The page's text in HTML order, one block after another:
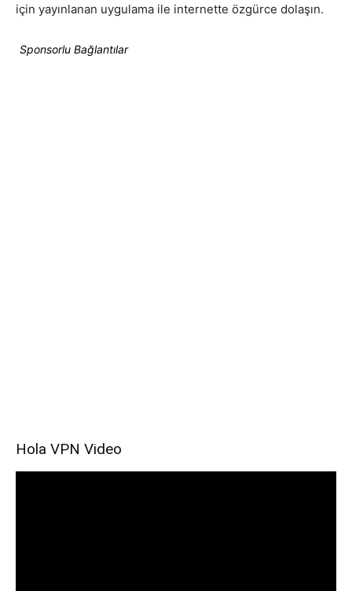
için yayınlanan uygulama ile internette özgürce dolaşın.
Sponsorlu Bağlantılar
Hola VPN Video